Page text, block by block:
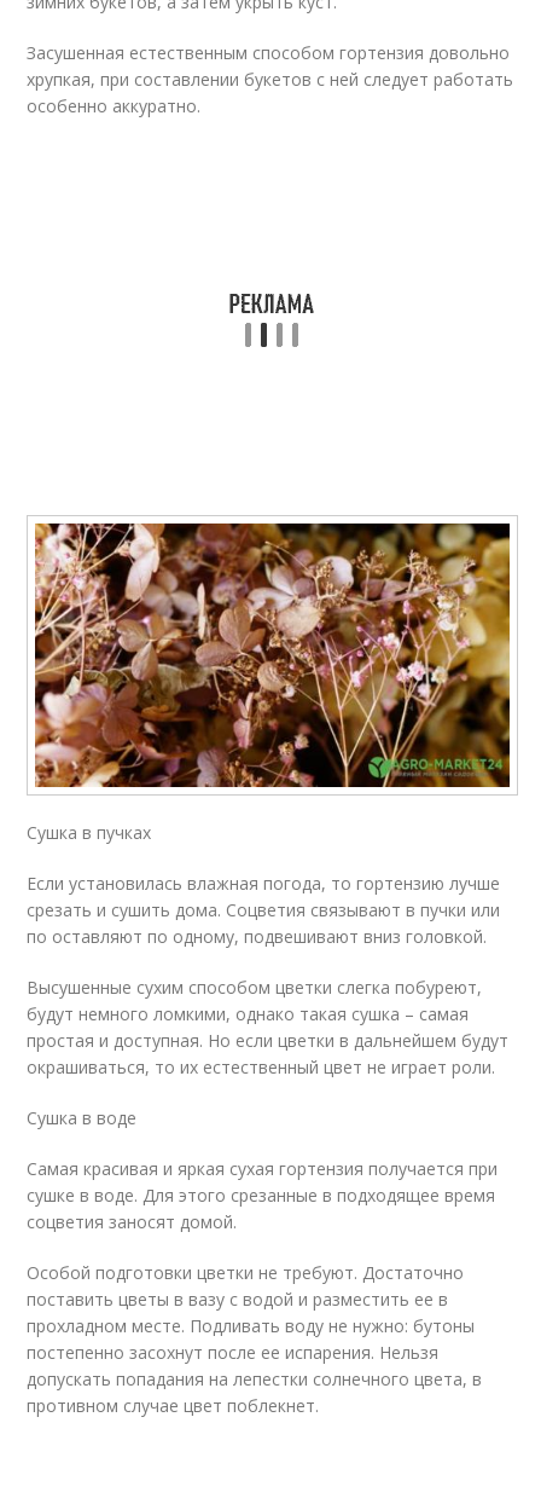
Засушенная естественным способом гортензия довольно
хрупкая, при составлении букетов с ней следует работать
особенно аккуратно.
Сушка в пучках
Если установилась влажная погода, то гортензию лучше
срезать и сушить дома. Соцветия связывают в пучки или
по оставляют по одному, подвешивают вниз головкой.
Высушенные сухим способом цветки слегка побуреют,
будут немного ломкими, однако такая сушка – самая
простая и доступная. Но если цветки в дальнейшем будут
окрашиваться, то их естественный цвет не играет роли.
Сушка в воде
Самая красивая и яркая сухая гортензия получается при
сушке в воде. Для этого срезанные в подходящее время
соцветия заносят домой.
Особой подготовки цветки не требуют. Достаточно
поставить цветы в вазу с водой и разместить ее в
прохладном месте. Подливать воду не нужно: бутоны
постепенно засохнут после ее испарения. Нельзя
допускать попадания на лепестки солнечного цвета, в
противном случае цвет поблекнет.